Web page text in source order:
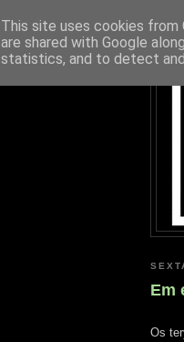
Em
Os
This site uses cookies from
are shared with Google
statistics, and to detect